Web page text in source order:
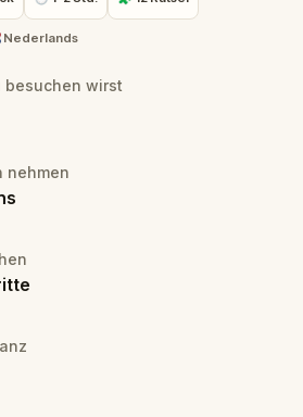
you would rather not
and discover the Utrecht
most.
Nederlands
besuchen wirst
nehmen